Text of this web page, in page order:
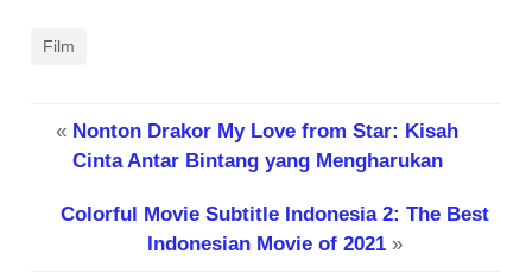
Film
« Nonton Drakor My Love from Star: Kisah
Cinta Antar Bintang yang Mengharukan
Colorful Movie Subtitle Indonesia 2: The Best
Indonesian Movie of 2021 »